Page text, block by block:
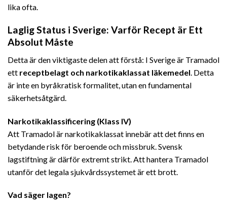
lika ofta.
Laglig Status i Sverige: Varför Recept är Ett
Absolut Måste
Detta är den viktigaste delen att förstå: I Sverige är Tramadol
ett receptbelagt och narkotikaklassat läkemedel. Detta
är inte en byråkratisk formalitet, utan en fundamental
säkerhetsåtgärd.
Narkotikaklassificering (Klass IV)
Att Tramadol är narkotikaklassat innebär att det finns en
betydande risk för beroende och missbruk. Svensk
lagstiftning är därför extremt strikt. Att hantera Tramadol
utanför det legala sjukvårdssystemet är ett brott.
Vad säger lagen?